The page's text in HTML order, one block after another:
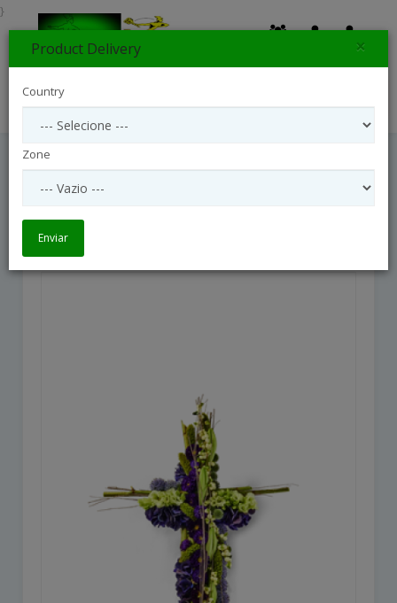
Florian
}
Product Delivery ×
Country
Zone
Enviar